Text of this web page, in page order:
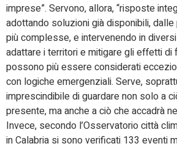
imprese”. Servono, allora, “risposte
adottando soluzioni già disponibili,
più complesse, e intervenendo in
adattare i territori e mitigare gli effetti di
possono più essere considerati
con logiche emergenziali. Serve,
imprescindibile di guardare non solo a
presente, ma anche a ciò che accadrà
Invece, secondo l’Osservatorio città
in Calabria si sono verificati 133 eventi